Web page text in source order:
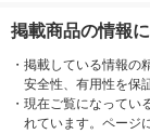
掲載商品の情報
・ 掲載している情報の
安全性、有用性を保
・ 現在ご覧になってい
れています。ページ